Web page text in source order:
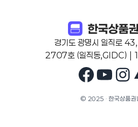
경기도 광명시 일직로
2707호 (일직동,GIDC)
© 2025 · 한국상품권